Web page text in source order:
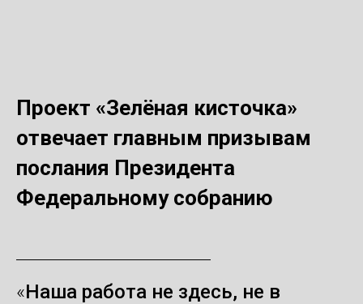
Проект «Зелёная кисточка»
отвечает главным призывам
послания Президента
Федеральному собранию⠀
«Наша работа не здесь, не в